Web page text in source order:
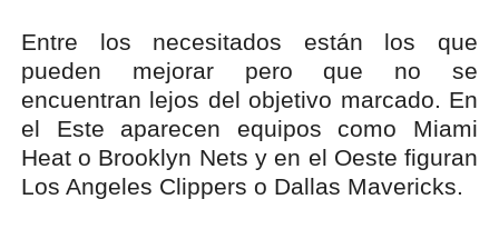
Entre los necesitados están los que
pueden mejorar pero que no se
encuentran lejos del objetivo marcado. En
el Este aparecen equipos como Miami
Heat o Brooklyn Nets y en el Oeste figuran
Los Angeles Clippers o Dallas Mavericks.